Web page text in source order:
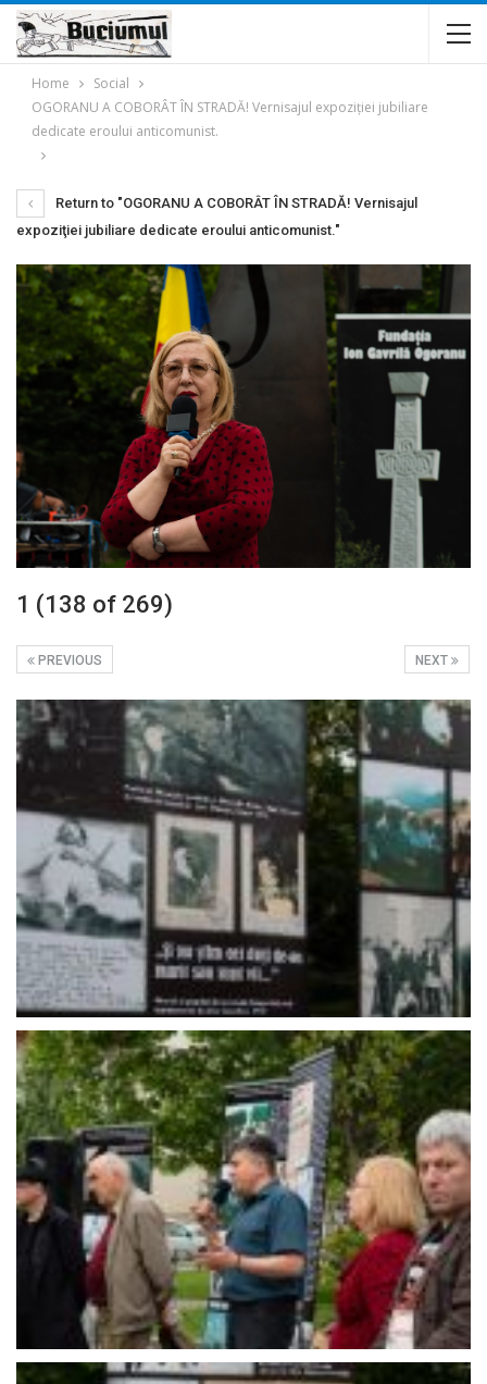
Home
Social
OGORANU A COBORÂT ÎN STRADĂ! Vernisajul expoziţiei jubiliare
dedicate eroului anticomunist.
Return to "OGORANU A COBORÂT ÎN STRADĂ! Vernisajul
expoziţiei jubiliare dedicate eroului anticomunist."
1 (138 of 269)
NEXT
PREVIOUS